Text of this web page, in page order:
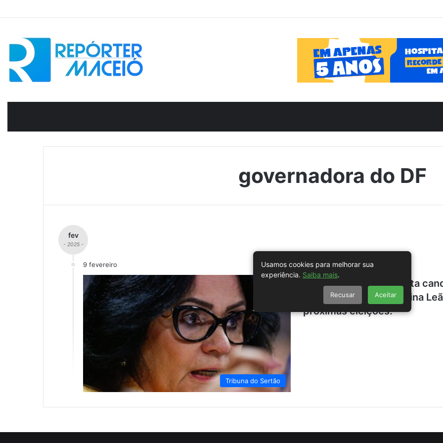
governadora do DF
fev
- 2025 -
9 fevereiro
Tribuna do Sertão
Damares Alves descarta
demonstra apoio a Celina
próximas eleições.
Usamos cookies para melhorar sua
experiência. Saiba mais.
Recusar Aceitar